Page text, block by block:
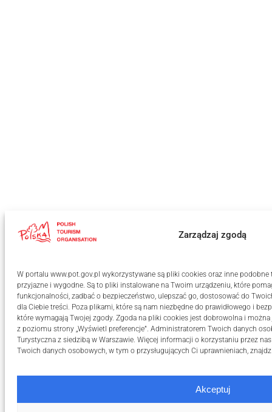
Zarządzaj zgodą
W portalu www.pot.gov.pl wykorzystywane są pliki cookies oraz inne podobne
przyjazne i wygodne. Są to pliki instalowane na Twoim urządzeniu, które
funkcjonalności, zadbać o bezpieczeństwo, ulepszać go, dostosować do
dla Ciebie treści. Poza plikami, które są nam niezbędne do prawidłowego i
które wymagają Twojej zgody. Zgoda na pliki cookies jest dobrowolna i
z poziomu strony „Wyświetl preferencje”. Administratorem Twoich danych
Turystyczna z siedzibą w Warszawie. Więcej informacji o korzystaniu przez
Twoich danych osobowych, w tym o przysługujących Ci uprawnieniach,
Akceptuj